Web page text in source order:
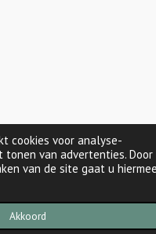
cookies voor analyse-
van advertenties. Door
van de site gaat u hiermee
Akkoord